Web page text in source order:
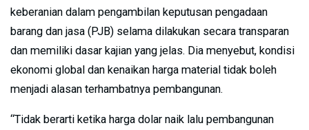
keberanian dalam pengambilan keputusan pengadaan
barang dan jasa (PJB) selama dilakukan secara transparan
dan memiliki dasar kajian yang jelas. Dia menyebut, kondisi
ekonomi global dan kenaikan harga material tidak boleh
menjadi alasan terhambatnya pembangunan.
“Tidak berarti ketika harga dolar naik lalu pembangunan